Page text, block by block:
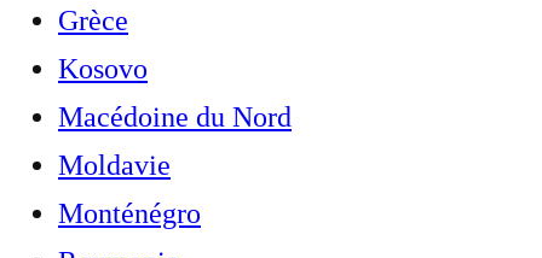
Grèce
Kosovo
Macédoine du Nord
Moldavie
Monténégro